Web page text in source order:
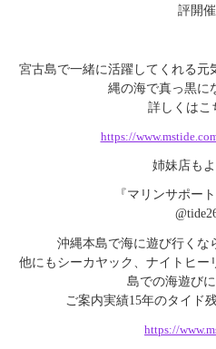
評開
宮古島で一緒に活躍してくれる元
縄の海で真っ黒に
詳しくはこ
https://
姉妹店もよ
『マリンサポー
沖縄本島で海に遊び行くな
他にもシーカヤック、ナイトヒー
島での海遊びに
ご案内実績15年のタイド
https://